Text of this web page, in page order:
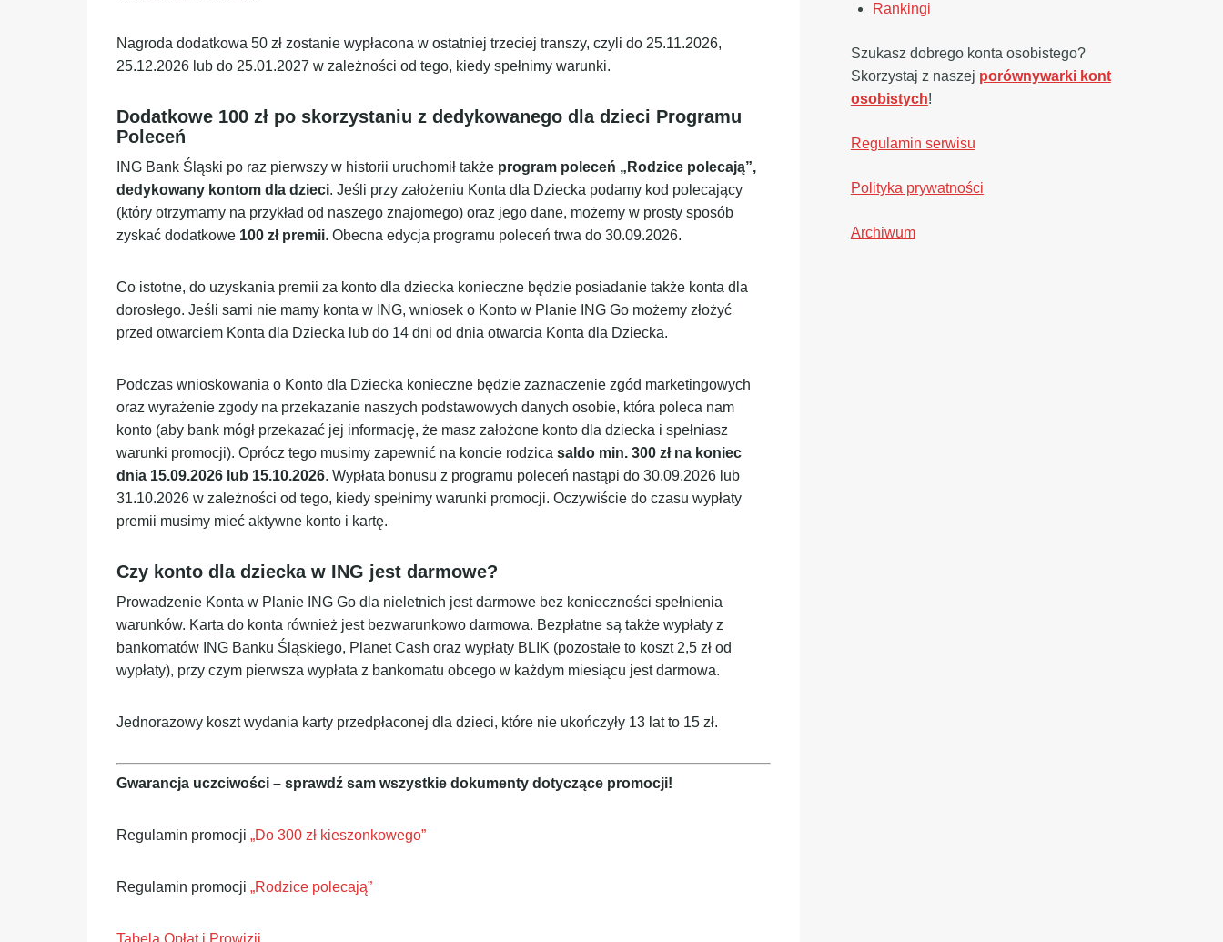
Nagroda dodatkowa 50 zł zostanie wypłacona w ostatniej trzeciej transzy, czyli do 25.11.2026,
25.12.2026 lub do 25.01.2027 w zależności od tego, kiedy spełnimy warunki.
Dodatkowe 100 zł po skorzystaniu z dedykowanego dla dzieci Programu
Poleceń
ING Bank Śląski po raz pierwszy w historii uruchomił także program poleceń „Rodzice polecają”,
dedykowany kontom dla dzieci. Jeśli przy założeniu Konta dla Dziecka podamy kod polecający
(który otrzymamy na przykład od naszego znajomego) oraz jego dane, możemy w prosty sposób
zyskać dodatkowe 100 zł premii. Obecna edycja programu poleceń trwa do 30.09.2026.
Co istotne, do uzyskania premii za konto dla dziecka konieczne będzie posiadanie także konta dla
dorosłego. Jeśli sami nie mamy konta w ING, wniosek o Konto w Planie ING Go możemy złożyć
przed otwarciem Konta dla Dziecka lub do 14 dni od dnia otwarcia Konta dla Dziecka.
Podczas wnioskowania o Konto dla Dziecka konieczne będzie zaznaczenie zgód marketingowych
oraz wyrażenie zgody na przekazanie naszych podstawowych danych osobie, która poleca nam
konto (aby bank mógł przekazać jej informację, że masz założone konto dla dziecka i spełniasz
warunki promocji). Oprócz tego musimy zapewnić na koncie rodzica saldo min. 300 zł na koniec
dnia 15.09.2026 lub 15.10.2026. Wypłata bonusu z programu poleceń nastąpi do 30.09.2026 lub
31.10.2026 w zależności od tego, kiedy spełnimy warunki promocji. Oczywiście do czasu wypłaty
premii musimy mieć aktywne konto i kartę.
Czy konto dla dziecka w ING jest darmowe?
Prowadzenie Konta w Planie ING Go dla nieletnich jest darmowe bez konieczności spełnienia
warunków. Karta do konta również jest bezwarunkowo darmowa. Bezpłatne są także wypłaty z
bankomatów ING Banku Śląskiego, Planet Cash oraz wypłaty BLIK (pozostałe to koszt 2,5 zł od
wypłaty), przy czym pierwsza wypłata z bankomatu obcego w każdym miesiącu jest darmowa.
Jednorazowy koszt wydania karty przedpłaconej dla dzieci, które nie ukończyły 13 lat to 15 zł.
Gwarancja uczciwości – sprawdź sam wszystkie dokumenty dotyczące promocji!
Regulamin promocji „Do 300 zł kieszonkowego”
Regulamin promocji „Rodzice polecają”
Tabela Opłat i Prowizji
Rankingi
Szukasz dobrego konta osobistego?
Skorzystaj z naszej porównywarki kont
osobistych!
Regulamin serwisu
Polityka prywatności
Archiwum